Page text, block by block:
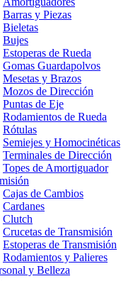
Barras y Piezas
Bieletas
Bujes
Estoperas de Rueda
Gomas Guardapolvos
Mesetas y Brazos
Mozos de Dirección
Puntas de Eje
Rodamientos de Rueda
Rótulas
Semiejes y Homocinéticas
Terminales de Dirección
Topes de Amortiguador
Cajas de Cambios
Cardanes
Clutch
Crucetas de Transmisión
Estoperas de Transmisión
Rodamientos y Palieres
y Belleza